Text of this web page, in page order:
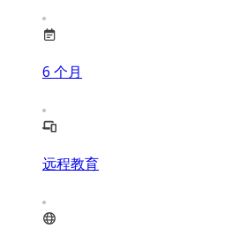
6 个月
远程教育